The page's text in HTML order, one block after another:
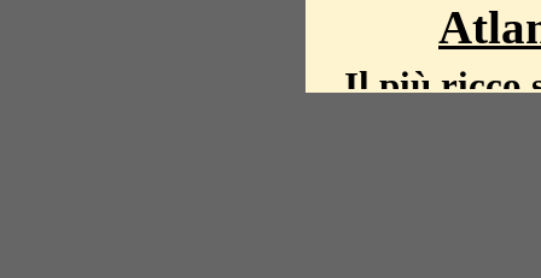
Il più ricco